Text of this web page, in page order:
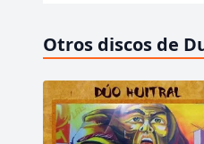
Otros discos de